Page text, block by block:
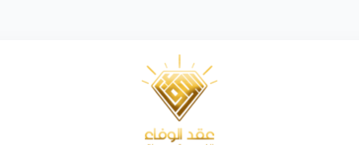
شركة عقد الوفاء للذهب